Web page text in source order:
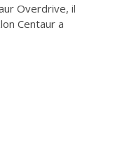
Overdrive, il
Centaur a